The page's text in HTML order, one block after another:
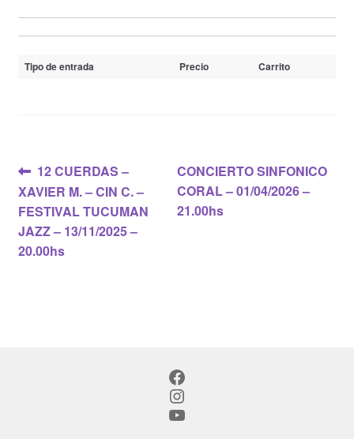
Tipo de entrada Precio Carrito
Navegación
de
entradas
Anterior:
12 CUERDAS –
XAVIER M. – CIN C. –
FESTIVAL TUCUMAN
JAZZ – 13/11/2025 –
20.00hs
Siguiente:
CONCIERTO SINFONICO
CORAL – 01/04/2026 –
21.00hs
Facebook
Instagram
YouTube